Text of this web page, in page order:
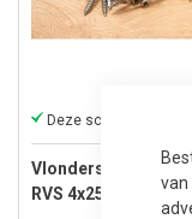
van
Vlonderstick
RVS 4x25 mm